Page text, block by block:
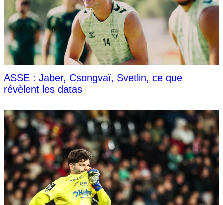
ASSE : Jaber, Csongvaï, Svetlin, ce que
révèlent les datas